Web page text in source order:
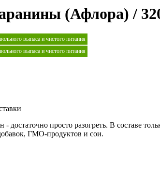
(Афлора) /
выпаса и чистого питания
выпаса и чистого питания
достаточно просто разогреть. В составе
ГМО-продуктов и сои.